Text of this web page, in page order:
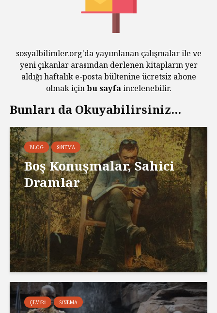
sosyalbilimler.org'da yayımlanan çalışmalar ile ve
yeni çıkanlar arasından derlenen kitapların yer
aldığı haftalık e-posta bültenine ücretsiz abone
olmak içinbu sayfaincelenebilir.
Bunları da Okuyabilirsiniz...
BLOG SINEMA
Boş Konuşmalar, Sahici
Dramlar
ÇEVIRI SINEMA